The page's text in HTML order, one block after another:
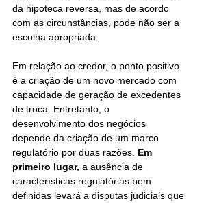
da hipoteca reversa, mas de acordo
com as circunstâncias, pode não ser a
escolha apropriada.
Em relação ao credor, o ponto positivo
é a criação de um novo mercado com
capacidade de geração de excedentes
de troca. Entretanto, o
desenvolvimento dos negócios
depende da criação de um marco
regulatório por duas razões. Em
primeiro lugar, a ausência de
características regulatórias bem
definidas levará a disputas judiciais que